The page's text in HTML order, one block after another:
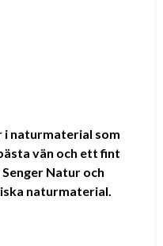
naturmaterial som
vän och ett fint
Natur och
naturmaterial.